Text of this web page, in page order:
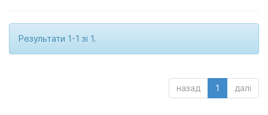
Результати 1-1 зі 1.
назад 1 далі